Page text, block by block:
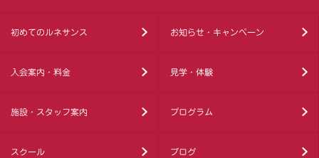
初めてのルネサンス お知らせ・キャンペーン
入会案内・料金 見学・体験
施設・スタッフ案内 プログラム
スクール ブログ